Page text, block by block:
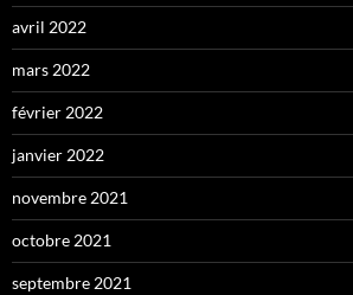
avril 2022
mars 2022
février 2022
janvier 2022
novembre 2021
octobre 2021
septembre 2021